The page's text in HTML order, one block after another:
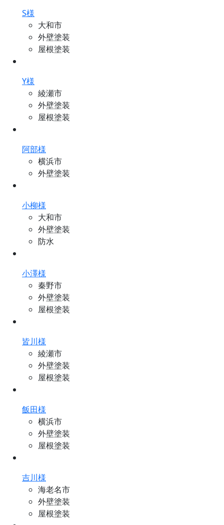
S様
大和市
外壁塗装
屋根塗装
Y様
綾瀬市
外壁塗装
屋根塗装
阿部様
横浜市
外壁塗装
小柳様
大和市
外壁塗装
防水
小澤様
秦野市
外壁塗装
屋根塗装
皆川様
綾瀬市
外壁塗装
屋根塗装
飯田様
横浜市
外壁塗装
屋根塗装
吉川様
海老名市
外壁塗装
屋根塗装